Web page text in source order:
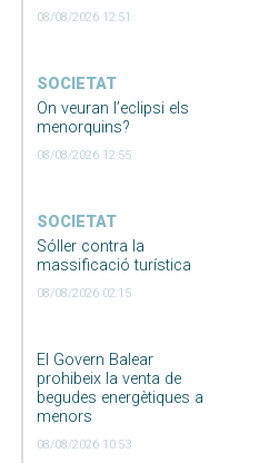
08/08/2026 12:51
SOCIETAT
On veuran l’eclipsi els
menorquins?
08/08/2026 12:55
SOCIETAT
Sóller contra la
massificació turística
08/08/2026 02:15
El Govern Balear
prohibeix la venta de
begudes energètiques a
menors
08/08/2026 10:53